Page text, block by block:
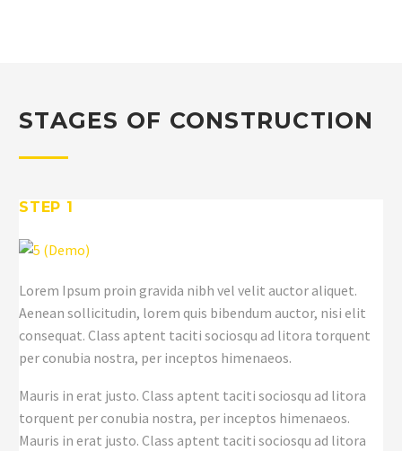
STAGES OF CONSTRUCTION
STEP 1
Lorem Ipsum proin gravida nibh vel velit auctor aliquet.
Aenean sollicitudin, lorem quis bibendum auctor, nisi elit
consequat. Class aptent taciti sociosqu ad litora torquent
per conubia nostra, per inceptos himenaeos.
Mauris in erat justo. Class aptent taciti sociosqu ad litora
torquent per conubia nostra, per inceptos himenaeos.
Mauris in erat justo. Class aptent taciti sociosqu ad litora